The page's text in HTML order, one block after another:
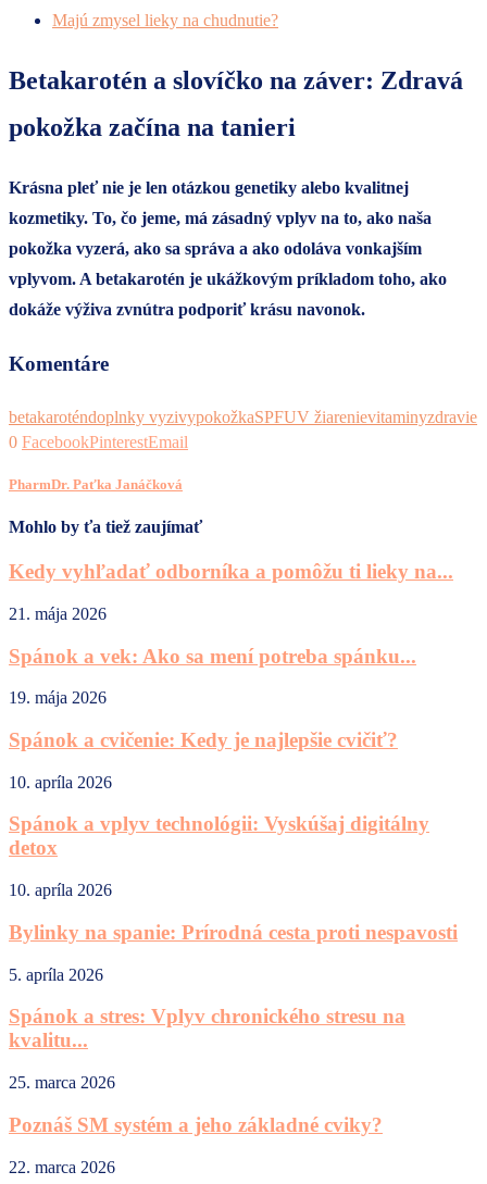
Majú zmysel lieky na chudnutie?
Betakarotén a slovíčko na záver: Zdravá
pokožka začína na tanieri
Krásna pleť nie je len otázkou genetiky alebo kvalitnej
kozmetiky. To, čo jeme, má zásadný vplyv na to, ako naša
pokožka vyzerá, ako sa správa a ako odoláva vonkajším
vplyvom. A betakarotén je ukážkovým príkladom toho, ako
dokáže výživa zvnútra podporiť krásu navonok.
Komentáre
betakaroténdoplnky vyzivypokožkaSPFUV žiarenievitaminyzdravie
0 FacebookPinterestEmail
PharmDr. Paťka Janáčková
Mohlo by ťa tiež zaujímať
Kedy vyhľadať odborníka a pomôžu ti lieky na...
21. mája 2026
Spánok a vek: Ako sa mení potreba spánku...
19. mája 2026
Spánok a cvičenie: Kedy je najlepšie cvičiť?
10. apríla 2026
Spánok a vplyv technológii: Vyskúšaj digitálny
detox
10. apríla 2026
Bylinky na spanie: Prírodná cesta proti nespavosti
5. apríla 2026
Spánok a stres: Vplyv chronického stresu na
kvalitu...
25. marca 2026
Poznáš SM systém a jeho základné cviky?
22. marca 2026